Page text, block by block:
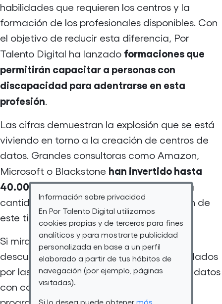
Información sobre privacidad
En Por Talento Digital utilizamos
cookies propias y de terceros para fines
analíticos y para mostrarte publicidad
personalizada en base a un perfil
elaborado a partir de tus hábitos de
navegación (por ejemplo, páginas
visitadas).
Si lo desea puede obtener más
habilidades que requieren los centros y la
formación de los profesionales disponibles. Con
el objetivo de reducir esta diferencia, Por
Talento Digital ha lanzado formaciones que
permitirán capacitar a personas con
discapacidad para adentrarse en esta
profesión.
Las cifras demuestran la explosión que se está
viviendo en torno a la creación de centros de
datos. Grandes consultoras como Amazon,
Microsoft o Blackstone han invertido hasta
40.000 millones de euros en España. Una
cantidad que han destinado a la creación de
este tipo de estructuras.
Si miramos con lupa, dentro del sector
descubrimos que los perfiles más demandados
por las compañías son los de analistas de datos
con conocimientos de estadística,